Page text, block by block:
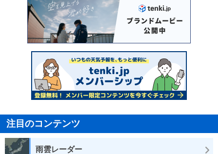
注目のコンテンツ
雨雲レーダー